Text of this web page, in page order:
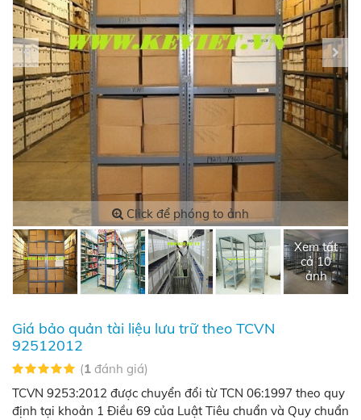
Click để phóng to ảnh
Xem tất
cả 10
ảnh
Giá bảo quản tài liệu lưu trữ theo TCVN
92512012
(1 đánh giá)
TCVN 9253:2012 được chuyển đổi từ TCN 06:1997 theo quy
định tại khoản 1 Điều 69 của Luật Tiêu chuẩn và Quy chuẩn